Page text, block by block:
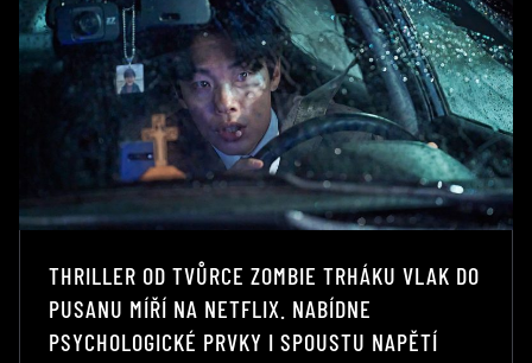
THRILLER OD TVŮRCE ZOMBIE TRHÁKU VLAK DO
PUSANU MÍŘÍ NA NETFLIX. NABÍDNE
PSYCHOLOGICKÉ PRVKY I SPOUSTU NAPĚTÍ